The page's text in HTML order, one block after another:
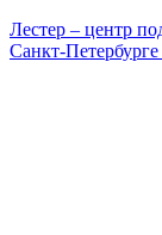
Лестер – центр
Санкт-